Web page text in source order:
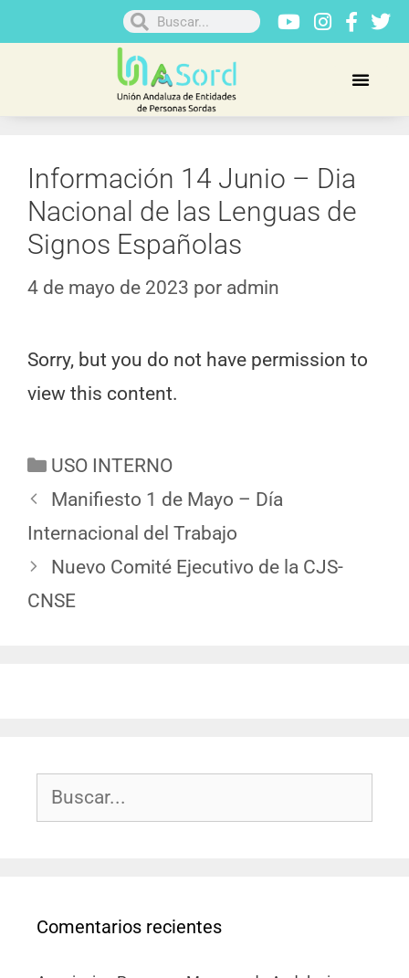
Información 14 Junio – Dia
Nacional de las Lenguas de
Signos Españolas
4 de mayo de 2023 por admin
Sorry, but you do not have permission to
view this content.
USO INTERNO
Manifiesto 1 de Mayo – Día
Internacional del Trabajo
Nuevo Comité Ejecutivo de la CJS-
CNSE
Comentarios recientes